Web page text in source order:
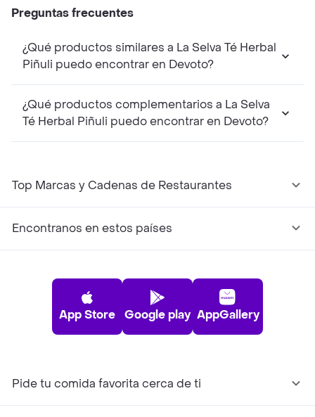
Preguntas frecuentes
¿Qué productos similares a La Selva Té Herbal
Piñuli puedo encontrar en Devoto?
¿Qué productos complementarios a La Selva
Té Herbal Piñuli puedo encontrar en Devoto?
Top Marcas y Cadenas de Restaurantes
Encontranos en estos países
App Store Google play AppGallery
Pide tu comida favorita cerca de ti